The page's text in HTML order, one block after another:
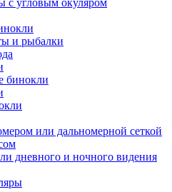
с угловым окуляром
и рыбалки
бинокли
или дальномерной сеткой
дневного и ночного видения